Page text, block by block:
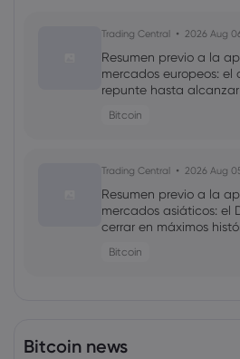
Trading Central 2026 Aug
Resumen previo a la
mercados europeos: el
repunte hasta
Bitcoin
Trading Central 2026 Aug
Resumen previo a la
mercados asiáticos: el
cerrar en máximos
terreno
Bitcoin
Bitcoin news